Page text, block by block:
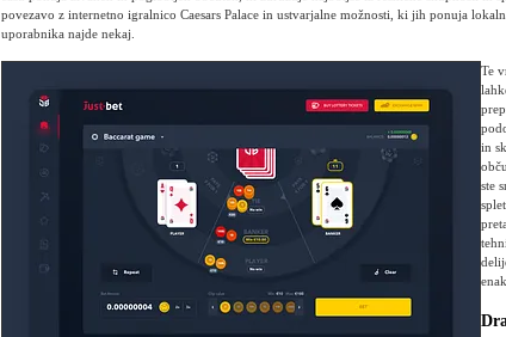
povezavo z internetno igralnico Caesars Palace in ustvarjalne možnosti, ki jih ponuja
uporabnika najde nekaj.
Te
in
ste